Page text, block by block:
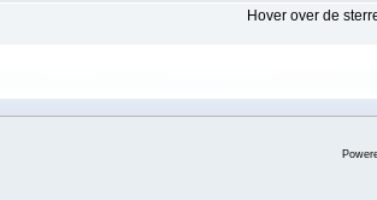
Hover over de